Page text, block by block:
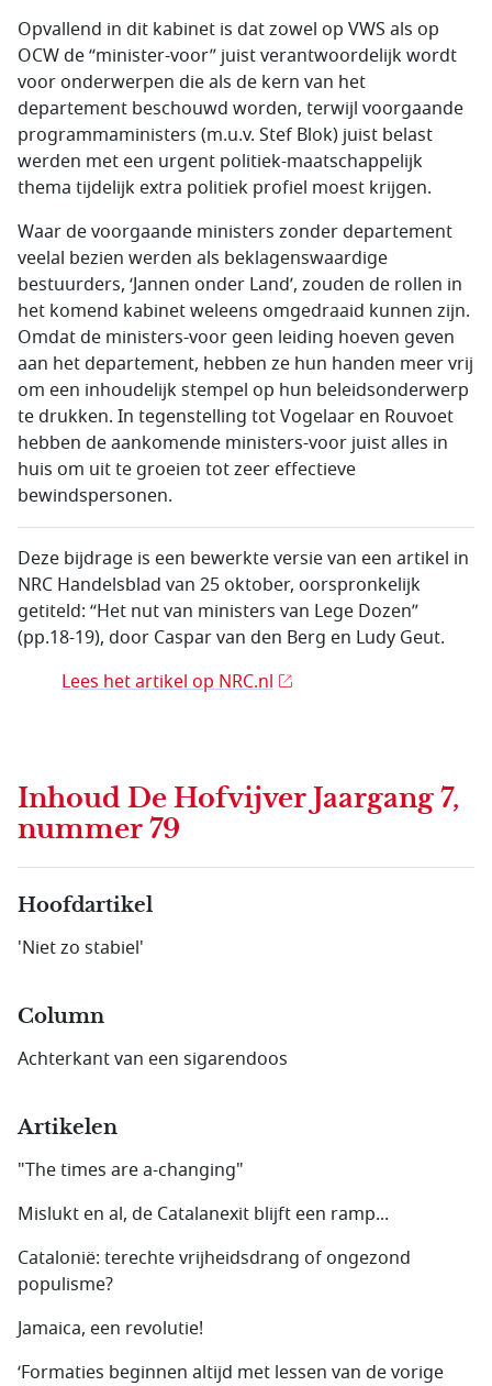
Opvallend in dit kabinet is dat zowel op VWS als op
OCW de “minister-voor” juist verantwoordelijk wordt
voor onderwerpen die als de kern van het
departement beschouwd worden, terwijl voorgaande
programmaministers (m.u.v. Stef Blok) juist belast
werden met een urgent politiek-maatschappelijk
thema tijdelijk extra politiek profiel moest krijgen.
Waar de voorgaande ministers zonder departement
veelal bezien werden als beklagenswaardige
bestuurders, ‘Jannen onder Land’, zouden de rollen in
het komend kabinet weleens omgedraaid kunnen zijn.
Omdat de ministers-voor geen leiding hoeven geven
aan het departement, hebben ze hun handen meer vrij
om een inhoudelijk stempel op hun beleidsonderwerp
te drukken. In tegenstelling tot Vogelaar en Rouvoet
hebben de aankomende ministers-voor juist alles in
huis om uit te groeien tot zeer effectieve
bewindspersonen.
Deze bijdrage is een bewerkte versie van een artikel in
NRC Handelsblad van 25 oktober, oorspronkelijk
getiteld: “Het nut van ministers van Lege Dozen”
(pp.18-19), door Caspar van den Berg en Ludy Geut.
Lees het artikel op NRC.nl
Inhoud De Hofvijver Jaargang 7,
nummer 79
Hoofdartikel
'Niet zo stabiel'
Column
Achterkant van een sigarendoos
Artikelen
"The times are a-changing"
Mislukt en al, de Catalanexit blijft een ramp...
Catalonië: terechte vrijheidsdrang of ongezond
populisme?
Jamaica, een revolutie!
‘Formaties beginnen altijd met lessen van de vorige